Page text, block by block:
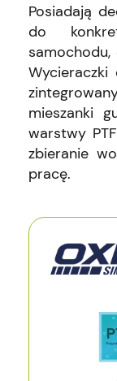
Posiadają
do
Wycieraczki
mieszanki
warstwy
zbieranie
pracę.